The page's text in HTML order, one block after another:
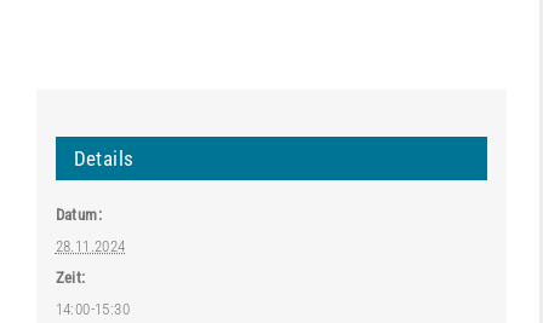
Details
Datum:
28.11.2024
Zeit:
14:00-15:30